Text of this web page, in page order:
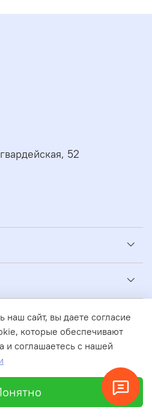
52
магазин бассейнов
Корзина Избранное Профиль
наш сайт, вы даете согласие
которые обеспечивают
и соглашаетесь с нашей